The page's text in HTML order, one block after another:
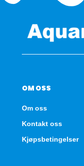
OM OSS
Om oss
Kontakt oss
Kjøpsbetingelser